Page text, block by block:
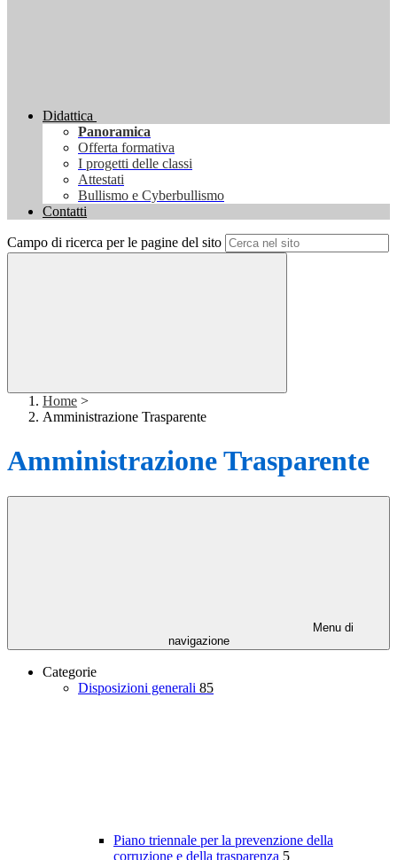
Didattica
Panoramica
Offerta formativa
I progetti delle classi
Attestati
Bullismo e Cyberbullismo
Contatti
Campo di ricerca per le pagine del sito
Home >
Amministrazione Trasparente
Amministrazione Trasparente
Menu di
navigazione
Categorie
Disposizioni generali 85
Piano triennale per la prevenzione della
corruzione e della trasparenza 5